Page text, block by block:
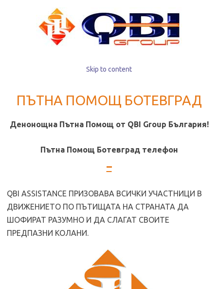
Skip to content
ПЪТНА ПОМОЩ БОТЕВГРАД
Денонощна Пътна Помощ от QBI Group България!
Пътна Помощ Ботевград телeфон
–
QBI ASSISTANCE ПРИЗОВАВА ВСИЧКИ УЧАСТНИЦИ В
ДВИЖЕНИЕТО ПО ПЪТИЩАТА НА СТРАНАТА ДА
ШОФИРАТ РАЗУМНО И ДА СЛАГАТ СВОИТЕ
ПРЕДПАЗНИ КОЛАНИ.